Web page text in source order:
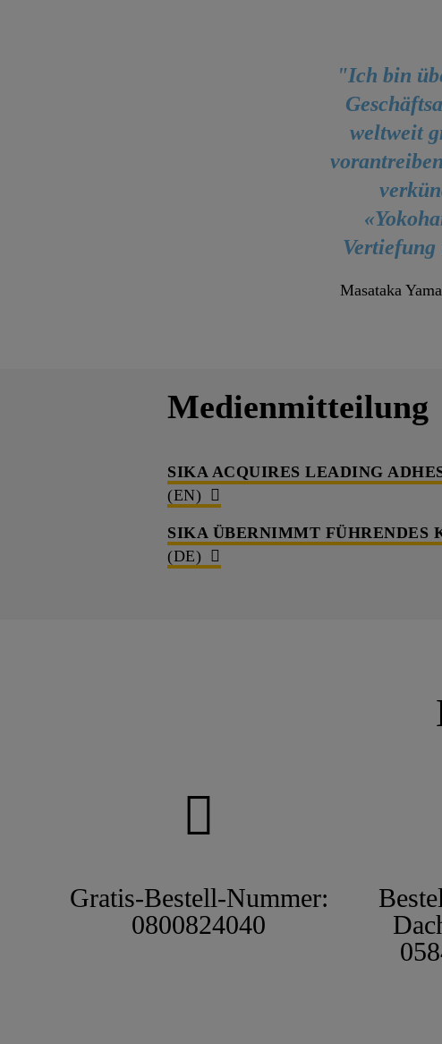
"Ich bin
weltweit
Vertiefung
Masataka
Medienmitteilung
SIKA ACQUIRES LEADING
(EN)
SIKA ÜBERNIMMT FÜHRENDES
(DE)
Gratis-Bestell-Nummer:
0800824040